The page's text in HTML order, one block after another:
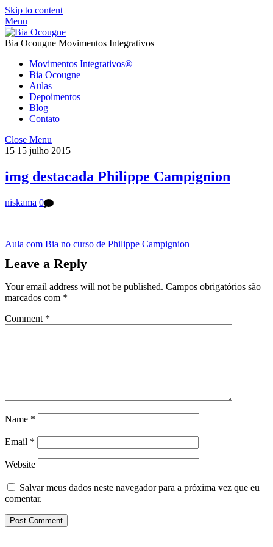
Skip to content
Menu
Bia Ocougne Movimentos Integrativos
Movimentos Integrativos®
Bia Ocougne
Aulas
Depoimentos
Blog
Contato
Close Menu
15 15 julho 2015
img destacada Philippe Campignion
niskama 0
Aula com Bia no curso de Philippe Campignion
Leave a Reply
Your email address will not be published. Campos obrigatórios são
marcados com *
Comment *
Name *
Email *
Website
Salvar meus dados neste navegador para a próxima vez que eu
comentar.